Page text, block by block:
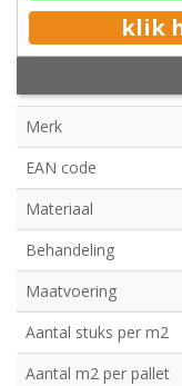
klik
Merk
EAN code
Materiaal
Behandeling
Maatvoering
Aantal stuks per m2
Aantal m2 per pallet